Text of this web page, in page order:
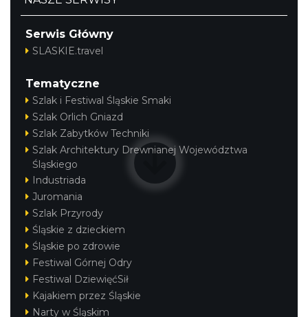
Serwis Główny
SLASKIE.travel
Tematyczne
Szlak i Festiwal Śląskie Smaki
Szlak Orlich Gniazd
Szlak Zabytków Techniki
Szlak Architektury Drewnianej Województwa
Śląskiego
Industriada
Juromania
Szlak Przyrody
Śląskie z dzieckiem
Śląskie po zdrowie
Festiwal Górnej Odry
Festiwal DziewięćSił
Kajakiem przez Śląskie
Narty w Śląskim